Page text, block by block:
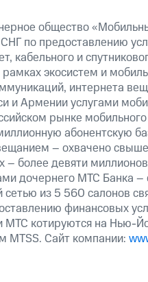
общество
по предоставлению
кабельного и
экосистем и
интернета
и Армении услугами
рынке
абонентскую
– охвачено
– более девяти
дочернего МТС Банка
сетью из 5 560 салонов
финансовых
МТС котируются на Нью-
MTSS. Сайт компании: